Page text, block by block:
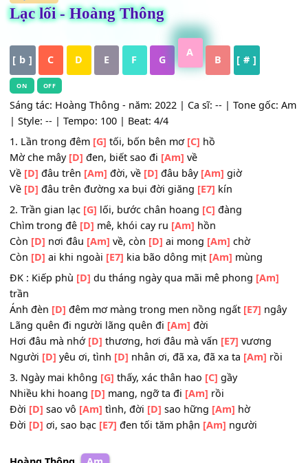
Lạc lối - Hoàng Thông
[ b ] C D E F G B [ # ]
ON OFF
Sáng tác: Hoàng Thông - năm: 2022 | Ca sĩ: -- | Tone
| Style: -- | Tempo: 100 | Beat: 4/4
1. Lần trong đêm[G] tối, bốn bên mơ[C]hồ
Mờ che mây[D]đen, biết sao đi[Am]về
Về[D]đâu trên[Am]đời, về[D]đâu bây
Về[D]đâu trên đường xa bụi đời giăng[E7]kín
2. Trần gian lạc [G]lối, bước chân hoang [C]
đàng
Chìm trong đê[D]mê, khói cay ru[Am]hồn
Còn [D] nơi đâu [Am]về, còn ai mong [Am]
Còn [D]ai khi ngoài[E7]kia bão dông mịt [Am]mùng
ĐK : Kiếp phù[D]du tháng ngày qua mãi mê phong
trần
Ánh đèn[D]đêm mơ màng trong men nồng ngất
Lãng quên đi người lãng quên đi [Am] đời
Hơi đâu mà nhớ[D]thương, hơi đâu mà vấn[E7]
Người[D]yêu ơi, tình[D]nhân ơi, đã xa, đã xa ta
3. Ngày mai không